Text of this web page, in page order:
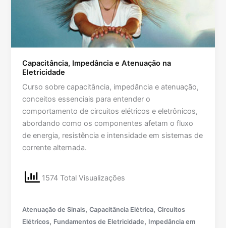
Capacitância, Impedância e Atenuação na
Eletricidade
Curso sobre capacitância, impedância e atenuação,
conceitos essenciais para entender o
comportamento de circuitos elétricos e eletrônicos,
abordando como os componentes afetam o fluxo
de energia, resistência e intensidade em sistemas de
corrente alternada.
1574 Total Visualizações
Atenuação de Sinais,Capacitância Elétrica,Circuitos
Elétricos, Fundamentos de Eletricidade, Impedância em